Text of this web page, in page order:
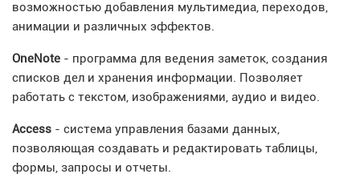
возможностью добавления мультимедиа, переходов,
анимации и различных эффектов.
OneNote - программа для ведения заметок, создания
списков дел и хранения информации. Позволяет
работать с текстом, изображениями, аудио и видео.
Access - система управления базами данных,
позволяющая создавать и редактировать таблицы,
формы, запросы и отчеты.